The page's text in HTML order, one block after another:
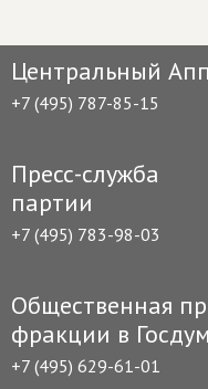
Центральный
+7 (495) 787-85-15
Пресс-служба
партии
+7 (495) 783-98-03
Общественная
фракции в
+7 (495) 629-61-01